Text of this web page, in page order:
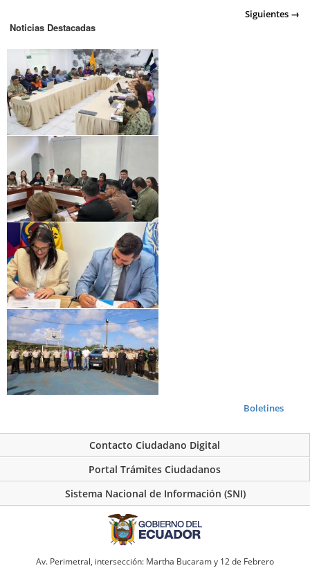
Posts
navigation
Siguientes →
Noticias Destacadas
Boletines
Contacto Ciudadano Digital
Portal Trámites Ciudadanos
Sistema Nacional de Información (SNI)
Av. Perimetral, intersección: Martha Bucaram y 12 de Febrero